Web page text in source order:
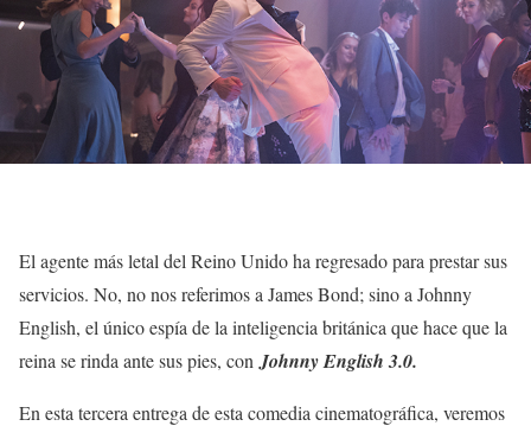
El agente más letal del Reino Unido ha regresado para prestar sus
servicios. No, no nos referimos a James Bond; sino a Johnny
English, el único espía de la inteligencia británica que hace que la
reina se rinda ante sus pies, con Johnny English 3.0.
En esta tercera entrega de esta comedia cinematográfica, veremos